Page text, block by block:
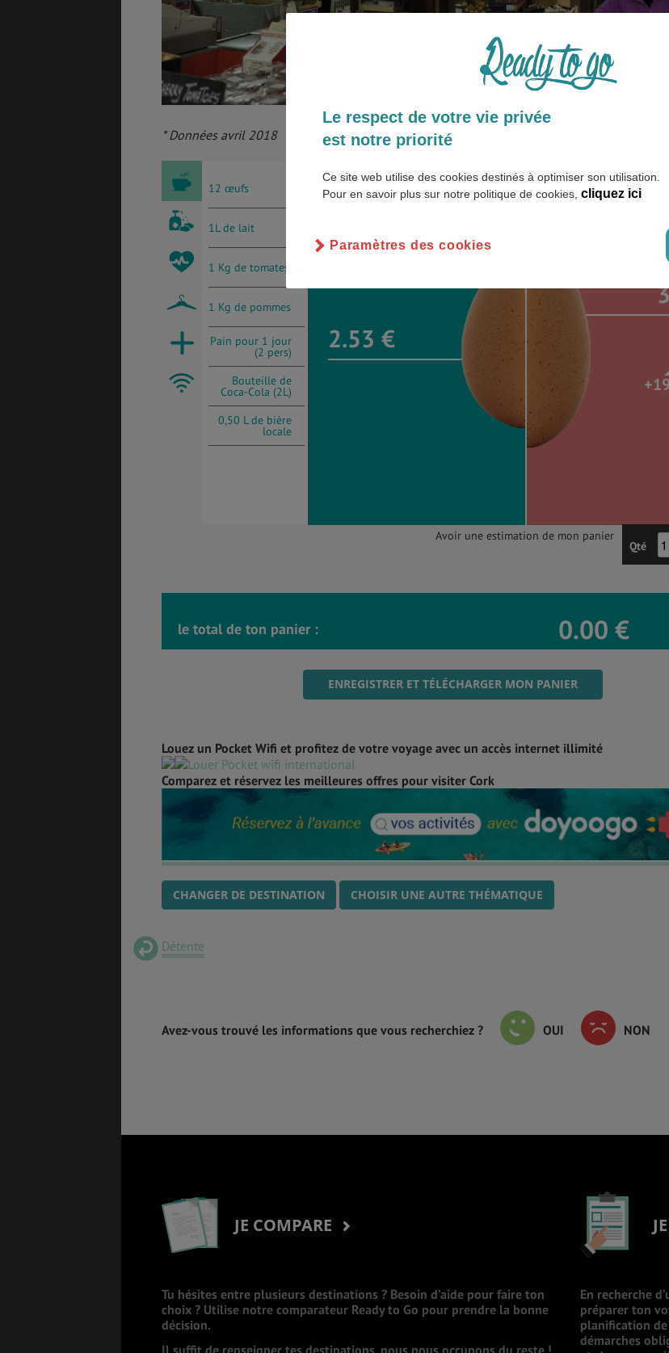
* Données avril 2018
12 œufs
1L de lait
1 Kg de tomates
1 Kg de pommes
Pain pour 1 jour
(2 pers)
Bouteille de
Coca-Cola (2L)
0,50 L de bière
locale
Paris
2.53 €
Cork
Avoir une estimation de mon panier
Qté
le total de ton panier : 0.00 €
ENREGISTRER ET TÉLÉCHARGER MON PANIER
Louez un Pocket Wifi et profitez de votre voyage avec un accès internet illimité
Comparez et réservez les meilleures offres pour visiter Cork
CHANGER DE DESTINATION CHOISIR UNE AUTRE THÉMATIQUE
Détente
Avez-vous trouvé les informations que vous recherchiez ? OUI NON
JE COMPARE
Tu hésites entre plusieurs destinations ? Besoin d’aide pour faire ton
choix ? Utilise notre comparateur Ready to Go pour prendre la bonne
décision.
Il suffit de renseigner tes destinations, nous nous occupons du reste !
En recherche
préparer ton
planification
démarches
Le respect de votre vie privée
est notre priorité
Ce site web utilise des cookies destinés à optimiser son utilisation.
Pour en savoir plus sur notre politique de cookies, cliquez ici
Paramètres des cookies